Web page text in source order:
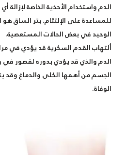
الدم واستخدام الأحذية الخاصة
للمساعدة على الإلتئام. بتر الساق هو
الوحيد في بعض الحالات المستعصية.
ألتهاب القدم السكرية قد يؤدي في
الدم والذي قد يؤدي بدوره لقصور
الجسم من أهمها الكلى والدماغ وقد
الوفاة.